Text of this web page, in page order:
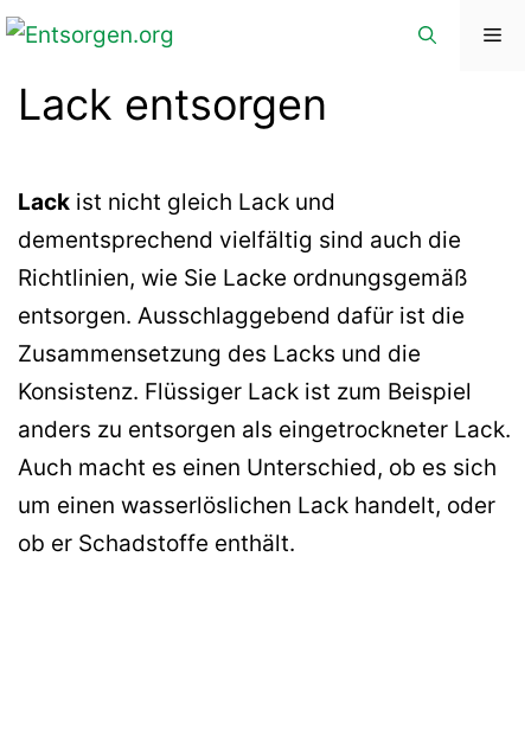
Zum
springen
Lack entsorgen
Lack ist nicht gleich Lack und
dementsprechend vielfältig sind auch die
Richtlinien, wie Sie Lacke ordnungsgemäß
entsorgen. Ausschlaggebend dafür ist die
Zusammensetzung des Lacks und die
Konsistenz. Flüssiger Lack ist zum Beispiel
anders zu entsorgen als eingetrockneter Lack.
Auch macht es einen Unterschied, ob es sich
um einen wasserlöslichen Lack handelt, oder
ob er Schadstoffe enthält.